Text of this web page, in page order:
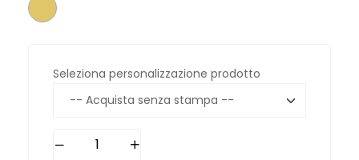
Seleziona personalizzazione prodotto